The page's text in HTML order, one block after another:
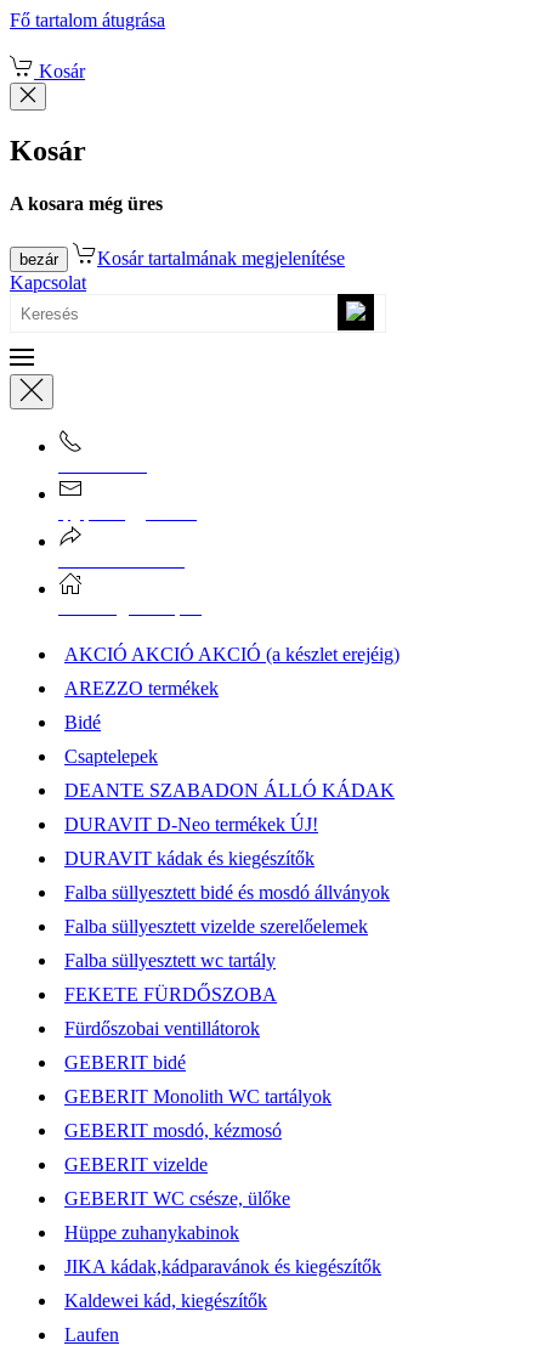
Fő tartalom átugrása
Kosár
Kosár
A kosara még üres
bezár
Kosár tartalmának megjelenítése
Kapcsolat
AKCIÓ AKCIÓ AKCIÓ (a készlet erejéig)
AREZZO termékek
Bidé
Csaptelepek
DEANTE SZABADON ÁLLÓ KÁDAK
DURAVIT D-Neo termékek ÚJ!
DURAVIT kádak és kiegészítők
Falba süllyesztett bidé és mosdó állványok
Falba süllyesztett vizelde szerelőelemek
Falba süllyesztett wc tartály
FEKETE FÜRDŐSZOBA
Fürdőszobai ventillátorok
GEBERIT bidé
GEBERIT Monolith WC tartályok
GEBERIT mosdó, kézmosó
GEBERIT vizelde
GEBERIT WC csésze, ülőke
Hüppe zuhanykabinok
JIKA kádak,kádparavánok és kiegészítők
Kaldewei kád, kiegészítők
Laufen